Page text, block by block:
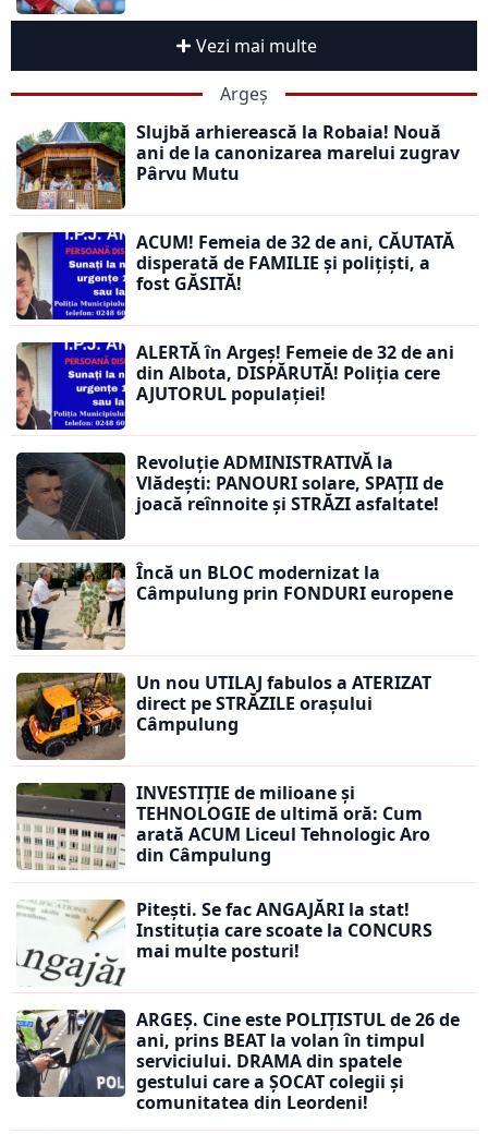
Vezi mai multe
Argeș
Slujbă arhierească la Robaia! Nouă
ani de la canonizarea marelui zugrav
Pârvu Mutu
ACUM! Femeia de 32 de ani, CĂUTATĂ
disperată de FAMILIE și polițiști, a
fost GĂSITĂ!
ALERTĂ în Argeș! Femeie de 32 de ani
din Albota, DISPĂRUTĂ! Poliția cere
AJUTORUL populației!
Revoluție ADMINISTRATIVĂ la
Vlădești: PANOURI solare, SPAȚII de
joacă reînnoite și STRĂZI asfaltate!
Încă un BLOC modernizat la
Câmpulung prin FONDURI europene
Un nou UTILAJ fabulos a ATERIZAT
direct pe STRĂZILE orașului
Câmpulung
INVESTIȚIE de milioane și
TEHNOLOGIE de ultimă oră: Cum
arată ACUM Liceul Tehnologic Aro
din Câmpulung
Pitești. Se fac ANGAJĂRI la stat!
Instituția care scoate la CONCURS
mai multe posturi!
ARGEȘ. Cine este POLIȚISTUL de 26 de
ani, prins BEAT la volan în timpul
serviciului. DRAMA din spatele
gestului care a ȘOCAT colegii și
comunitatea din Leordeni!